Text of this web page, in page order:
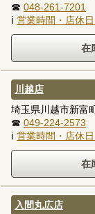
☎ 048-261-7201
ℹ 営業時間・店休
川越店
埼玉県川越市新富
☎ 049-224-2573
ℹ 営業時間・店休
入間丸広店